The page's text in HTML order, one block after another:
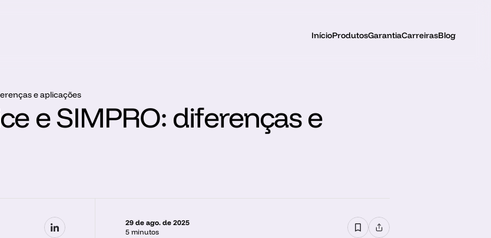
InícioProdutosGarantiaCarreirasBlog
e aplicações
e SIMPRO: diferenças e
29 de ago. de 2025
5 minutos